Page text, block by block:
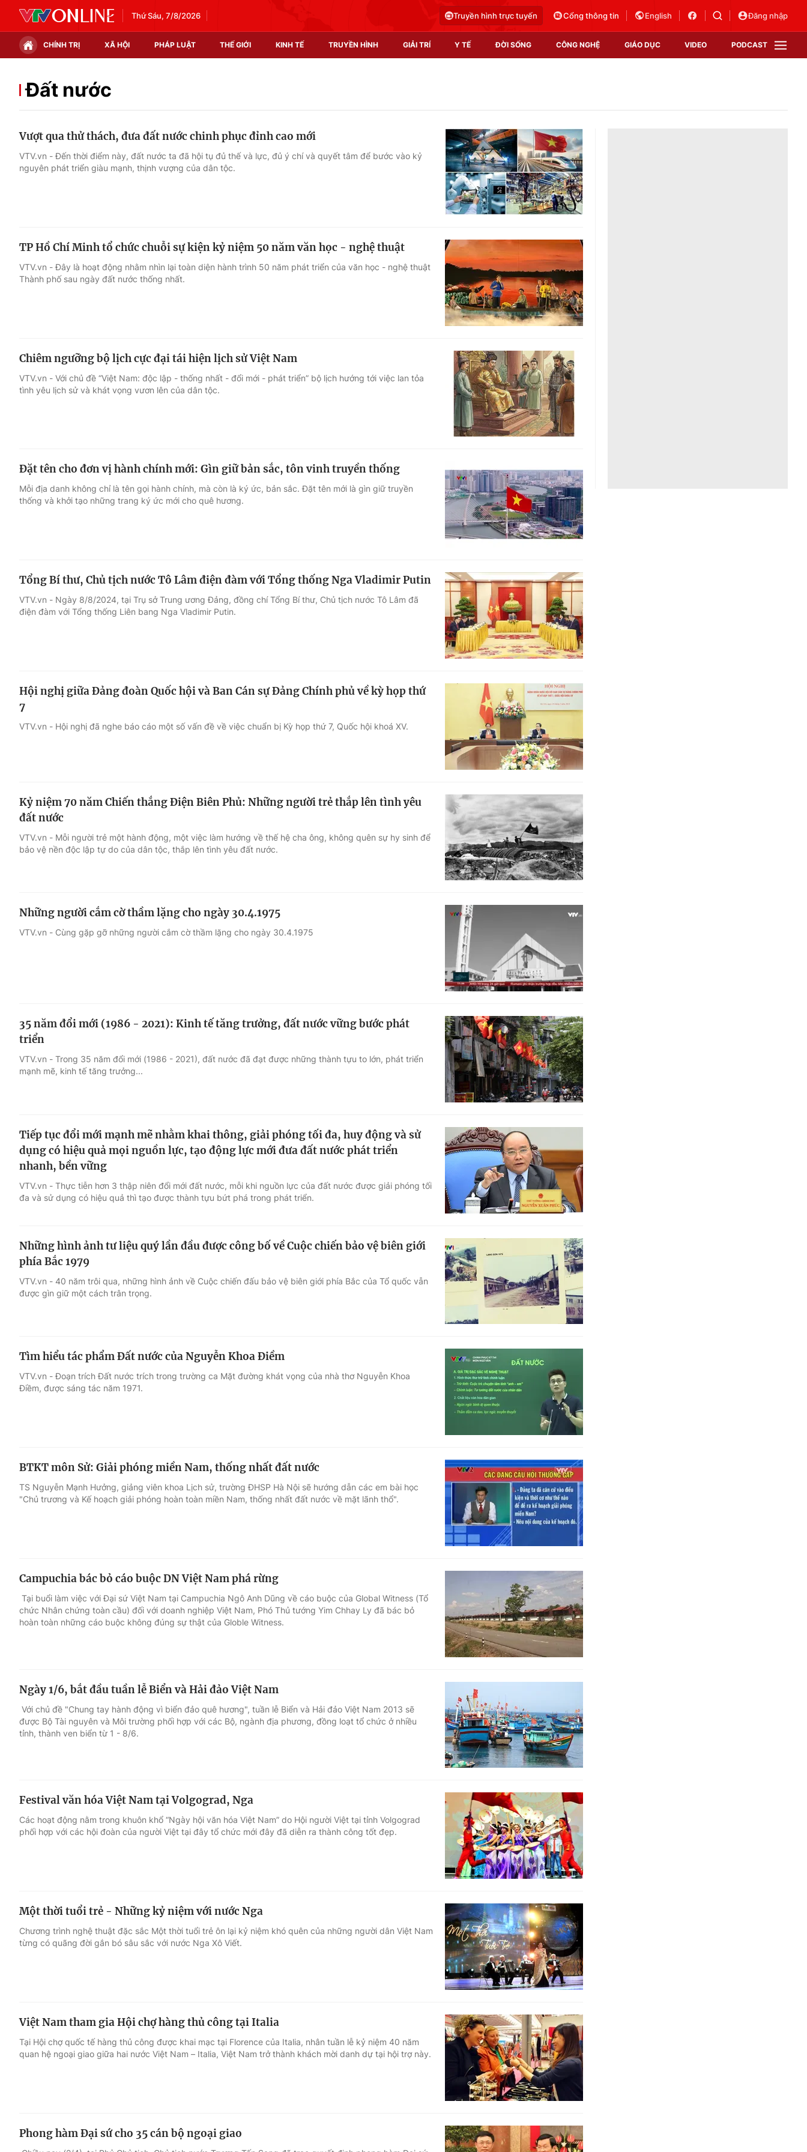
Thứ Sáu, 7/8/2026 Truyền hình trực tuyến Cổng thông tin English Đăng nhập
CHÍNH TRỊ XÃ HỘI PHÁP LUẬT THẾ GIỚI KINH TẾ TRUYỀN HÌNH GIẢI TRÍ Y TẾ ĐỜI SỐNG CÔNG NGHỆ GIÁO DỤC VIDEO PODCAST
Chính trị
Thế giới đó đây
Thị trường
Video
Shorts video
Podcast
EMagazine
Photo
Infographic
Góc ảnh
Điện ảnh
Âm nhạc
Sao
Du lịch
Làm đẹp
Chất lượng cuộc sống
Học trực tuyến
Công nghệ
Hitech Công nghệ tương lai
Sản phẩm
Thị trường
Tư vấn
VTV Sức khoẻ
Đất nước
Vượt qua thử thách, đưa đất nước chinh phục đỉnh cao mới
VTV.vn - Đến thời điểm này, đất nước ta đã hội tụ đủ thế và lực, đủ ý chí và quyết tâm để bước vào kỷ
nguyên phát triển giàu mạnh, thịnh vượng của dân tộc.
TP Hồ Chí Minh tổ chức chuỗi sự kiện kỷ niệm 50 năm văn học - nghệ thuật
VTV.vn - Đây là hoạt động nhằm nhìn lại toàn diện hành trình 50 năm phát triển của văn học - nghệ thuật
Thành phố sau ngày đất nước thống nhất.
Chiêm ngưỡng bộ lịch cực đại tái hiện lịch sử Việt Nam
VTV.vn - Với chủ đề “Việt Nam: độc lập - thống nhất - đổi mới - phát triển” bộ lịch hướng tới việc lan tỏa
tình yêu lịch sử và khát vọng vươn lên của dân tộc.
Đặt tên cho đơn vị hành chính mới: Gìn giữ bản sắc, tôn vinh truyền thống
Mỗi địa danh không chỉ là tên gọi hành chính, mà còn là ký ức, bản sắc. Đặt tên mới là gìn giữ truyền
thống và khởi tạo những trang ký ức mới cho quê hương.
Tổng Bí thư, Chủ tịch nước Tô Lâm điện đàm với Tổng thống Nga Vladimir Putin
VTV.vn - Ngày 8/8/2024, tại Trụ sở Trung ương Đảng, đồng chí Tổng Bí thư, Chủ tịch nước Tô Lâm đã
điện đàm với Tổng thống Liên bang Nga Vladimir Putin.
Hội nghị giữa Đảng đoàn Quốc hội và Ban Cán sự Đảng Chính phủ về kỳ họp thứ
7
VTV.vn - Hội nghị đã nghe báo cáo một số vấn đề về việc chuẩn bị Kỳ họp thứ 7, Quốc hội khoá XV.
Kỷ niệm 70 năm Chiến thắng Điện Biên Phủ: Những người trẻ thắp lên tình yêu
đất nước
VTV.vn - Mỗi người trẻ một hành động, một việc làm hướng về thế hệ cha ông, không quên sự hy sinh để
bảo vệ nền độc lập tự do của dân tộc, thắp lên tình yêu đất nước.
Những người cắm cờ thầm lặng cho ngày 30.4.1975
VTV.vn - Cùng gặp gỡ những người cắm cờ thầm lặng cho ngày 30.4.1975
35 năm đổi mới (1986 - 2021): Kinh tế tăng trưởng, đất nước vững bước phát
triển
VTV.vn - Trong 35 năm đổi mới (1986 - 2021), đất nước đã đạt được những thành tựu to lớn, phát triển
mạnh mẽ, kinh tế tăng trưởng...
Tiếp tục đổi mới mạnh mẽ nhằm khai thông, giải phóng tối đa, huy động và sử
dụng có hiệu quả mọi nguồn lực, tạo động lực mới đưa đất nước phát triển
nhanh, bền vững
VTV.vn - Thực tiễn hơn 3 thập niên đổi mới đất nước, mỗi khi nguồn lực của đất nước được giải phóng tối
đa và sử dụng có hiệu quả thì tạo được thành tựu bứt phá trong phát triển.
Những hình ảnh tư liệu quý lần đầu được công bố về Cuộc chiến bảo vệ biên giới
phía Bắc 1979
VTV.vn - 40 năm trôi qua, những hình ảnh về Cuộc chiến đấu bảo vệ biên giới phía Bắc của Tổ quốc vẫn
được gìn giữ một cách trân trọng.
Tìm hiểu tác phẩm Đất nước của Nguyễn Khoa Điềm
VTV.vn - Đoạn trích Đất nước trích trong trường ca Mặt đường khát vọng của nhà thơ Nguyễn Khoa
Điềm, được sáng tác năm 1971.
BTKT môn Sử: Giải phóng miền Nam, thống nhất đất nước
TS Nguyễn Mạnh Hưởng, giảng viên khoa Lịch sử, trường ĐHSP Hà Nội sẽ hướng dẫn các em bài học
"Chủ trương và Kế hoạch giải phóng hoàn toàn miền Nam, thống nhất đất nước về mặt lãnh thổ".
Campuchia bác bỏ cáo buộc DN Việt Nam phá rừng
Tại buổi làm việc với Đại sứ Việt Nam tại Campuchia Ngô Anh Dũng về cáo buộc của Global Witness (Tổ
chức Nhân chứng toàn cầu) đối với doanh nghiệp Việt Nam, Phó Thủ tướng Yim Chhay Ly đã bác bỏ
hoàn toàn những cáo buộc không đúng sự thật của Globle Witness.
Ngày 1/6, bắt đầu tuần lễ Biển và Hải đảo Việt Nam
Với chủ đề "Chung tay hành động vì biển đảo quê hương", tuần lễ Biển và Hải đảo Việt Nam 2013 sẽ
được Bộ Tài nguyên và Môi trường phối hợp với các Bộ, ngành địa phương, đồng loạt tổ chức ở nhiều
tỉnh, thành ven biển từ 1 - 8/6.
Festival văn hóa Việt Nam tại Volgograd, Nga
Các hoạt động nằm trong khuôn khổ “Ngày hội văn hóa Việt Nam” do Hội người Việt tại tỉnh Volgograd
phối hợp với các hội đoàn của người Việt tại đây tổ chức mới đây đã diễn ra thành công tốt đẹp.
Một thời tuổi trẻ - Những kỷ niệm với nước Nga
Chương trình nghệ thuật đặc sắc Một thời tuổi trẻ ôn lại kỷ niệm khó quên của những người dân Việt Nam
từng có quãng đời gắn bó sâu sắc với nước Nga Xô Viết.
Việt Nam tham gia Hội chợ hàng thủ công tại Italia
Tại Hội chợ quốc tế hàng thủ công được khai mạc tại Florence của Italia, nhân tuần lễ kỷ niệm 40 năm
quan hệ ngoại giao giữa hai nước Việt Nam – Italia, Việt Nam trở thành khách mời danh dự tại hội trợ này.
Phong hàm Đại sứ cho 35 cán bộ ngoại giao